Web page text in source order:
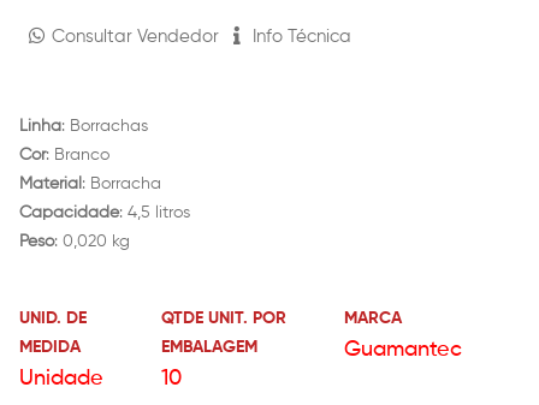
Consultar Vendedor Info Técnica
Linha: Borrachas
Cor: Branco
Material : Borracha
Capacidade: 4,5 litros
Peso: 0,020 kg
UNID. DE
MEDIDA
Unidade
QTDE UNIT. POR
EMBALAGEM
10
MARCA
Guamantec